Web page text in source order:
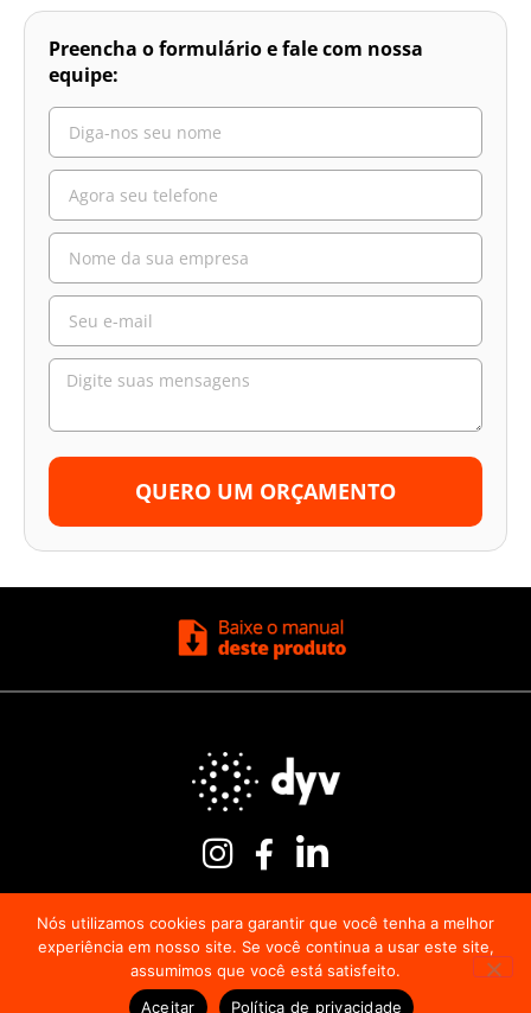
Preencha o formulário e fale com nossa
equipe:
QUERO UM ORÇAMENTO
Política de Privacidade
Nós utilizamos cookies para garantir que você tenha a melhor
experiência em nosso site. Se você continua a usar este site,
assumimos que você está satisfeito.
Aceitar
Política de privacidade